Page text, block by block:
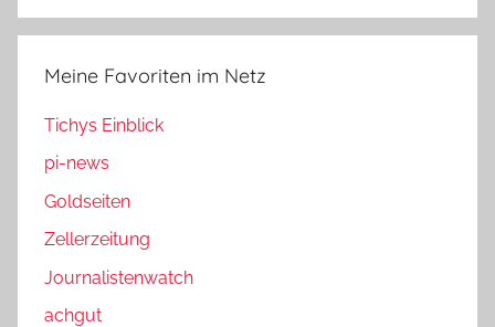
Meine Favoriten im Netz
Tichys Einblick
pi-news
Goldseiten
Zellerzeitung
Journalistenwatch
achgut